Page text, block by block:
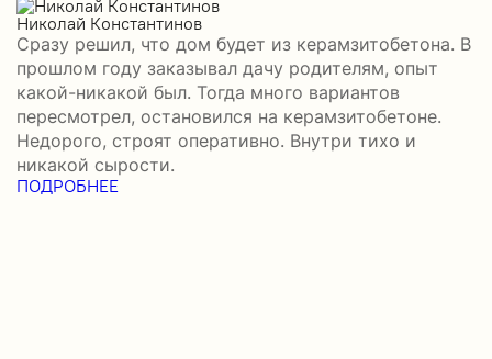
Николай Константинов
Сразу решил, что дом будет из керамзитобетона. В
прошлом году заказывал дачу родителям, опыт
какой-никакой был. Тогда много вариантов
пересмотрел, остановился на керамзитобетоне.
Недорого, строят оперативно. Внутри тихо и
никакой сырости.
ПОДРОБНЕЕ